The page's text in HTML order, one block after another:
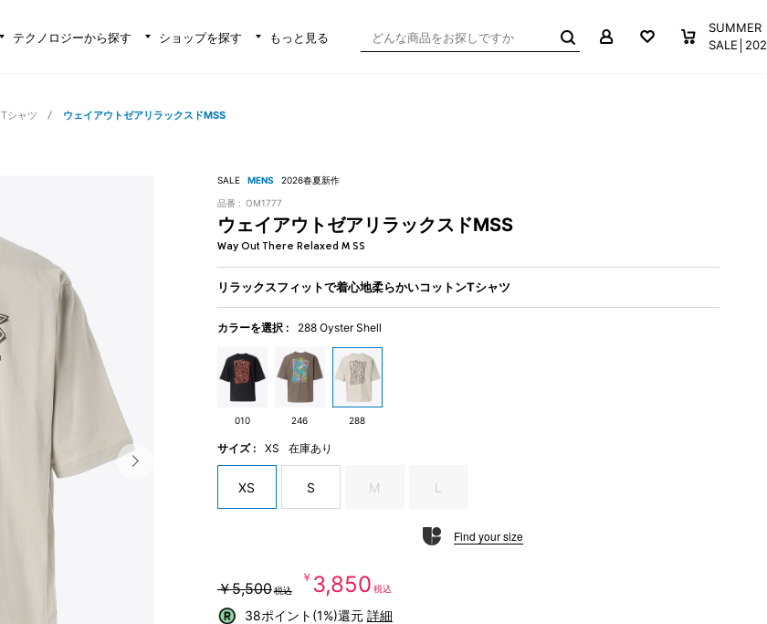
テクノロジーから探す ショップを探す もっと見る
お気に入り買い物か
SUMMER
Tシャツ ウェイアウトゼアリラックスドMSS
SALE MENS 2026春夏新作
品番 : OM1777
ウェイアウトゼアリラックスドMSS
Way Out There Relaxed M SS
リラックスフィットで着心地柔らかいコットンTシャツ
カラーを選択 : 288 Oyster Shell
010 246 288
サイズ : XS 在庫あり
XS S M L
Find your size
￥5,500税込 ￥3,850 税込
38ポイント(1%)還元 詳細